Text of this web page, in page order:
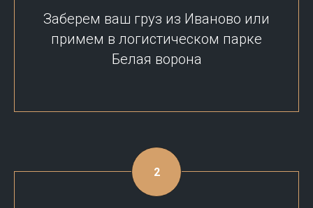
Заберем ваш груз из Иваново или
примем в логистическом парке
Белая ворона